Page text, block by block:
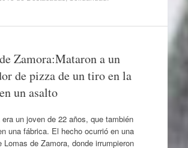
Zamora:Mataron a un
de pizza de un tiro en la
un asalto
un joven de 22 años, que también
una fábrica. El hecho ocurrió en una
Lomas de Zamora, donde irrumpieron